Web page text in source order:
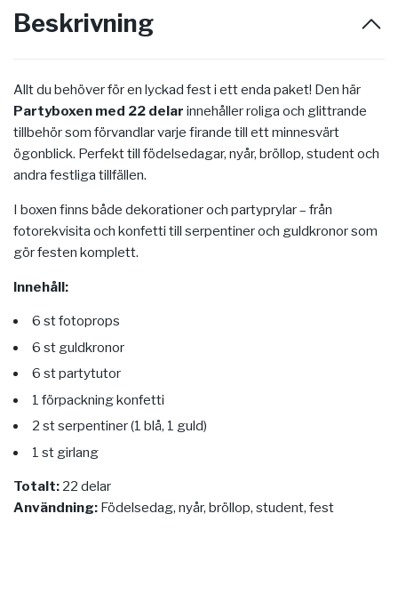
Beskrivning
Allt du behöver för en lyckad fest i ett enda paket! Den här
Partyboxen med 22 delar innehåller roliga och glittrande
tillbehör som förvandlar varje firande till ett minnesvärt
ögonblick. Perfekt till födelsedagar, nyår, bröllop, student och
andra festliga tillfällen.
I boxen finns både dekorationer och partyprylar – från
fotorekvisita och konfetti till serpentiner och guldkronor som
gör festen komplett.
Innehåll:
6 st fotoprops
6 st guldkronor
6 st partytutor
1 förpackning konfetti
2 st serpentiner (1 blå, 1 guld)
1 st girlang
Totalt: 22 delar
Användning: Födelsedag, nyår, bröllop, student, fest